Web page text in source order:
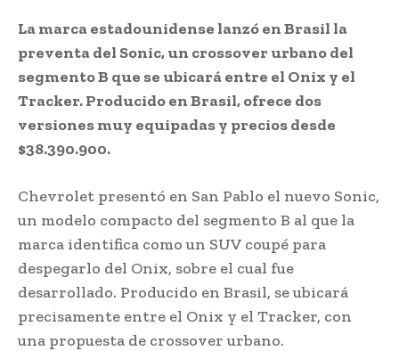
La marca estadounidense lanzó en Brasil la
preventa del Sonic, un crossover urbano del
segmento B que se ubicará entre el Onix y el
Tracker. Producido en Brasil, ofrece dos
versiones muy equipadas y precios desde
$38.390.900.
Chevrolet presentó en San Pablo el nuevo Sonic,
un modelo compacto del segmento B al que la
marca identifica como un SUV coupé para
despegarlo del Onix, sobre el cual fue
desarrollado. Producido en Brasil, se ubicará
precisamente entre el Onix y el Tracker, con
una propuesta de crossover urbano.